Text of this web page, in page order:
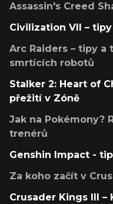
Assassin's Creed
Civilization VII –
Arc Raiders – tipy a
smrtících robotů
Stalker 2: Heart of
přežití v Zóně
Jak na Pokémony?
trenérů
Genshin Impact -
Za koho začít v
Crusader Kings III